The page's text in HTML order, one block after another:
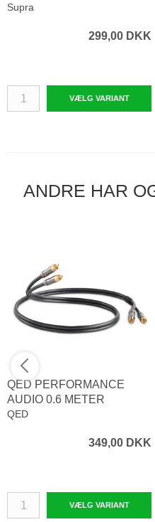
Supra
299,00 DKK
VÆLG VARIANT
ANDRE HAR
QED PERFORMANCE
AUDIO 0.6 METER
QED
349,00 DKK
VÆLG VARIANT